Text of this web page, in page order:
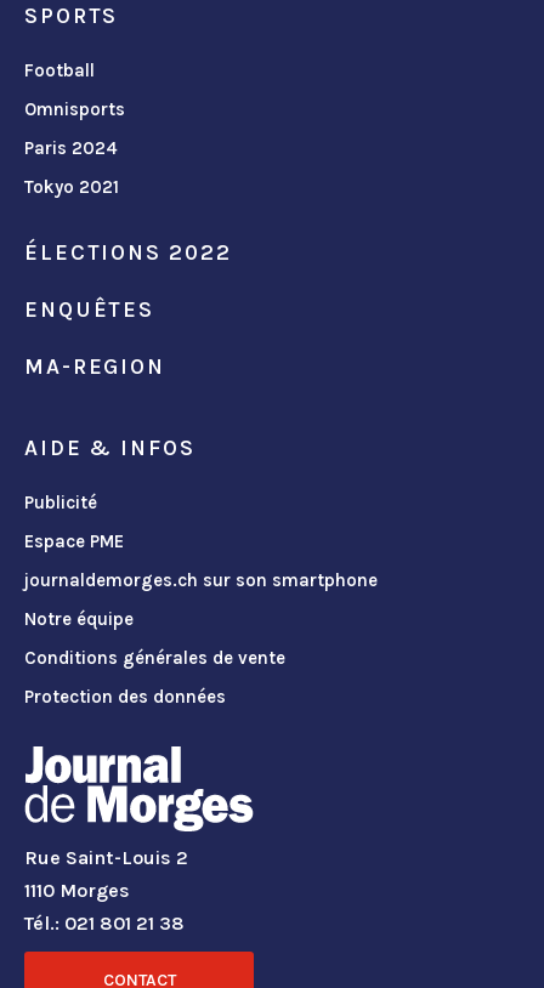
SPORTS
Football
Omnisports
Paris 2024
Tokyo 2021
ÉLECTIONS 2022
ENQUÊTES
MA-REGION
AIDE & INFOS
Publicité
Espace PME
journaldemorges.ch sur son smartphone
Notre équipe
Conditions générales de vente
Protection des données
Rue Saint-Louis 2
1110 Morges
Tél.: 021 801 21 38
CONTACT